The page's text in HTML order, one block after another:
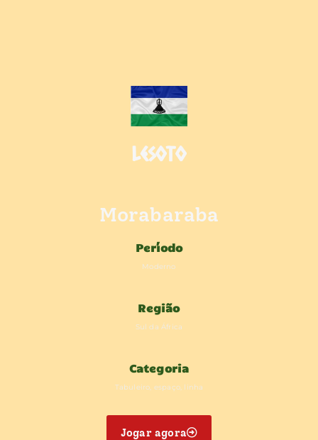
Lesoto
Morabaraba
Período
Moderno
Região
Sul da África
Categoria
Tabuleiro, espaço, linha
Jogar agora